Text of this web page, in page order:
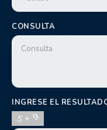
CONSULTA
INGRESE EL